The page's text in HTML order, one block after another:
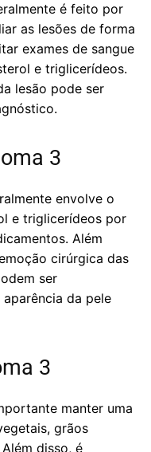
é feito por
as lesões de forma
exames de sangue
e triglicerídeos.
lesão pode ser
3
envolve o
e triglicerídeos por
Além
cirúrgica das
ser
da pele
3
manter uma
grãos
disso, é